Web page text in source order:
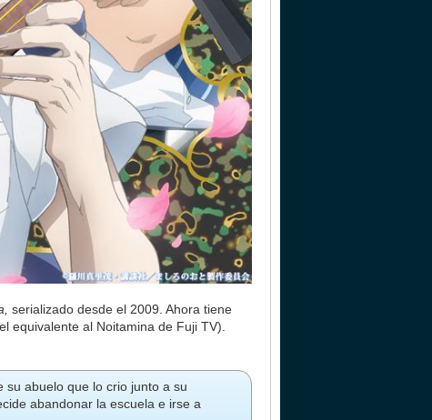
serializado desde el 2009. Ahora tiene
equivalente al Noitamina de Fuji TV).
su abuelo que lo crio junto a su
abandonar la escuela e irse a